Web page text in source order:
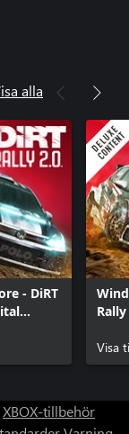
alla
- DiRT
Visa
XBOX-tillbehör